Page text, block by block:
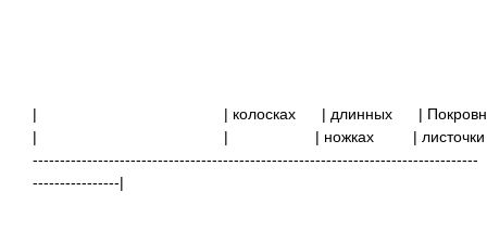
| | колосках | длинных
|
|
|
| ножках |
----------------------------------------------------------------------------------
----------------|